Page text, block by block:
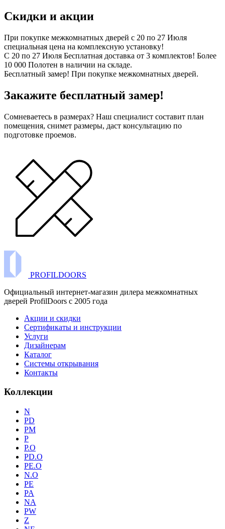
Скидки и акции
При покупке межкомнатных дверей c 20 по 27 Июля
специальная цена на комплексную установку!
С 20 по 27 Июля Бесплатная доставка от 3 комплектов! Более
10 000 Полотен в наличии на складе.
Бесплатный замер! При покупке межкомнатных дверей.
Закажите бесплатный замер!
Сомневаетесь в размерах? Наш специалист составит план
помещения, снимет размеры, даст консультацию по
подготовке проемов.
PROFILDOORS
Официальный интернет-магазин дилера межкомнатных
дверей ProfilDoors c 2005 года
Акции и скидки
Сертификаты и инструкции
Услуги
Дизайнерам
Каталог
Системы открывания
Контакты
Коллекции
N
PD
PM
P
P.O
PD.O
PE.O
N.O
PE
PA
NA
PW
Z